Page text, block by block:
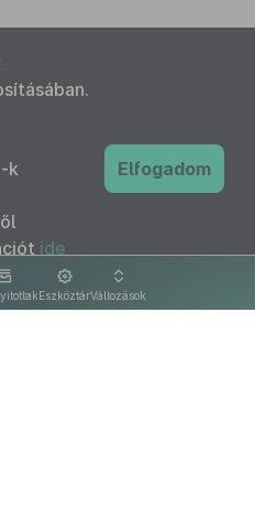
EszköztárVáltozások
k
ide
Elfogadom